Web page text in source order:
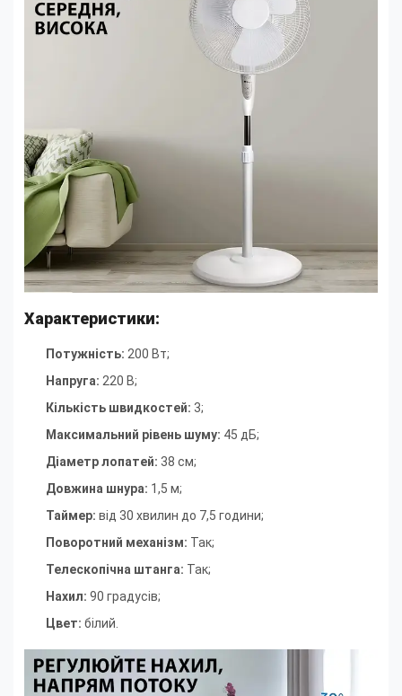
Характеристики:
Потужність: 200 Вт;
Напруга: 220 В;
Кількість швидкостей: 3;
Максимальний рівень шуму: 45 дБ;
Діаметр лопатей: 38 см;
Довжина шнура: 1,5 м;
Таймер: від 30 хвилин до 7,5 години;
Поворотний механізм: Так;
Телескопічна штанга: Так;
Нахил: 90 градусів;
Цвет: білий.